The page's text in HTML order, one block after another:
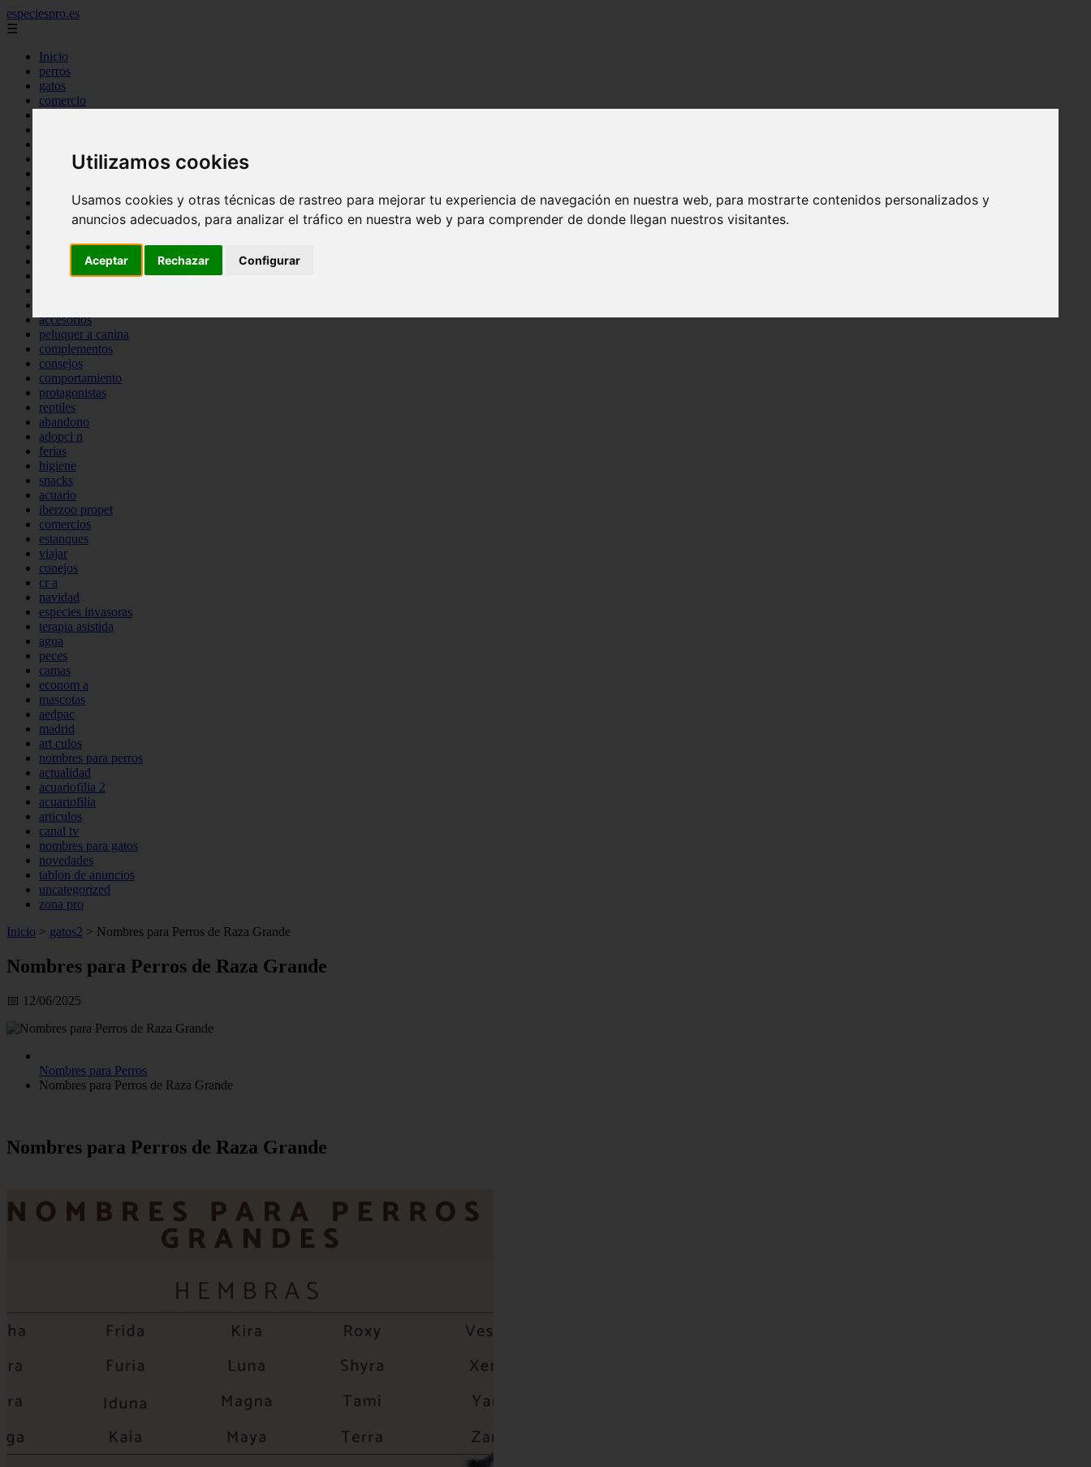
Utilizamos cookies
Usamos cookies y otras técnicas de rastreo para mejorar tu experiencia de navegación en nuestra web, para mostrarte contenidos personalizados y
anuncios adecuados, para analizar el tráfico en nuestra web y para comprender de donde llegan nuestros visitantes.
Aceptar Rechazar Configurar
especiespro.es
☰
Inicio
perros
gatos
comercio
tenencia responsable
mantenimiento
bienestar
peque os mam feros
verano
accesorios
peluquer a canina
complementos
consejos
comportamiento
protagonistas
reptiles
abandono
adopci n
ferias
higiene
snacks
acuario
iberzoo propet
comercios
estanques
viajar
conejos
cr a
navidad
especies invasoras
terapia asistida
agua
peces
camas
econom a
mascotas
aedpac
madrid
art culos
nombres para perros
actualidad
acuariofilia 2
acuariofilia
articulos
canal tv
nombres para gatos
novedades
tablon de anuncios
uncategorized
zona pro
Inicio > gatos2 > Nombres para Perros de Raza Grande
Nombres para Perros de Raza Grande
📅 12/06/2025
Nombres para Perros
Nombres para Perros de Raza Grande
Nombres para Perros de Raza Grande